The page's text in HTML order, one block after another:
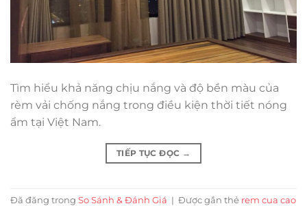
Tìm hiểu khả năng chịu nắng và độ bền màu của
rèm vải chống nắng trong điều kiện thời tiết nóng
ẩm tại Việt Nam.
TIẾP TỤC ĐỌC →
Đã đăng trong So Sánh & Đánh Giá | Được gắn thẻ rem cua cao